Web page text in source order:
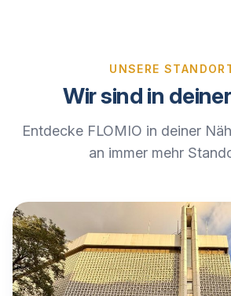
UNSERE
Wir sind in
Entdecke FLOMIO in deiner
an immer mehr